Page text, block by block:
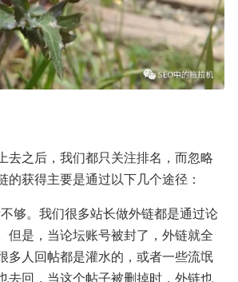
去之后，我们都只关注排名，而忽略
的获得主要是通过以下几个途径：
够。我们很多站长做外链都是通过论
但是，当论坛账号被封了，外链就全
多人回帖都是灌水的，或者一些流氓
去回，当这个帖子被删掉时，外链也